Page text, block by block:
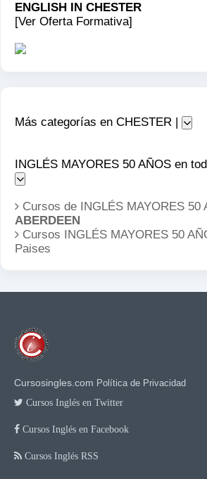
ENGLISH IN CHESTER
[Ver Oferta Formativa]
Más categorías en CHESTER |
INGLÉS MAYORES 50 AÑOS en
Cursos de INGLÉS MAYORES 50
ABERDEEN
Cursos INGLÉS MAYORES 50
Paises
Cursosingles.com Política de Privacidad
Cursos Inglés en Twitter
Cursos Inglés en Facebook
Cursos Inglés RSS